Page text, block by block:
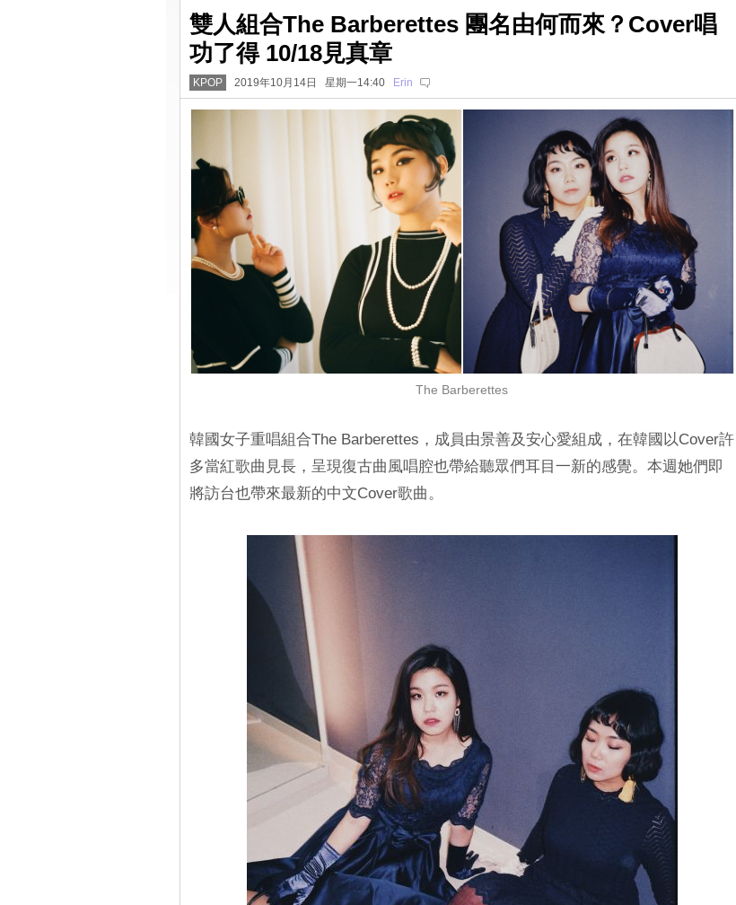
雙人組合The Barberettes 團名由何而來？Cover唱
功了得 10/18見真章
KPOP 2019年10月14日 星期一14:40 Erin
The Barberettes
韓國女子重唱組合The Barberettes，成員由景善及安心愛組成，在韓國以Cover許
多當紅歌曲見長，呈現復古曲風唱腔也帶給聽眾們耳目一新的感覺。本週她們即
將訪台也帶來最新的中文Cover歌曲。